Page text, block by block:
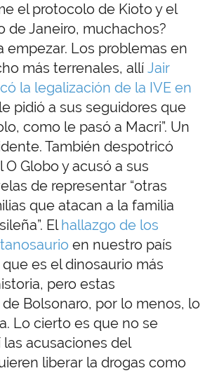
el protocolo de Kioto y el
de Janeiro, muchachos?
empezar. Los problemas en
más terrenales, allí Jair
la legalización de la IVE en
pidió a sus seguidores que
como le pasó a Macri”. Un
También despotricó
Globo y acusó a sus
de representar “otras
que atacan a la familia
Elhallazgo de los
en nuestro país
es el dinosaurio más
pero estas
Bolsonaro, por lo menos, lo
Lo cierto es que no se
acusaciones del
liberar la drogas como